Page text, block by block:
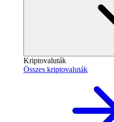
Kriptovaluták
Összes kriptovaluták